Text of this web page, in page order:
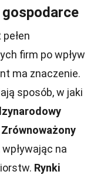
firm po wpływ
ma znaczenie.
sposób, w jaki
Zrównoważony
na
Rynki